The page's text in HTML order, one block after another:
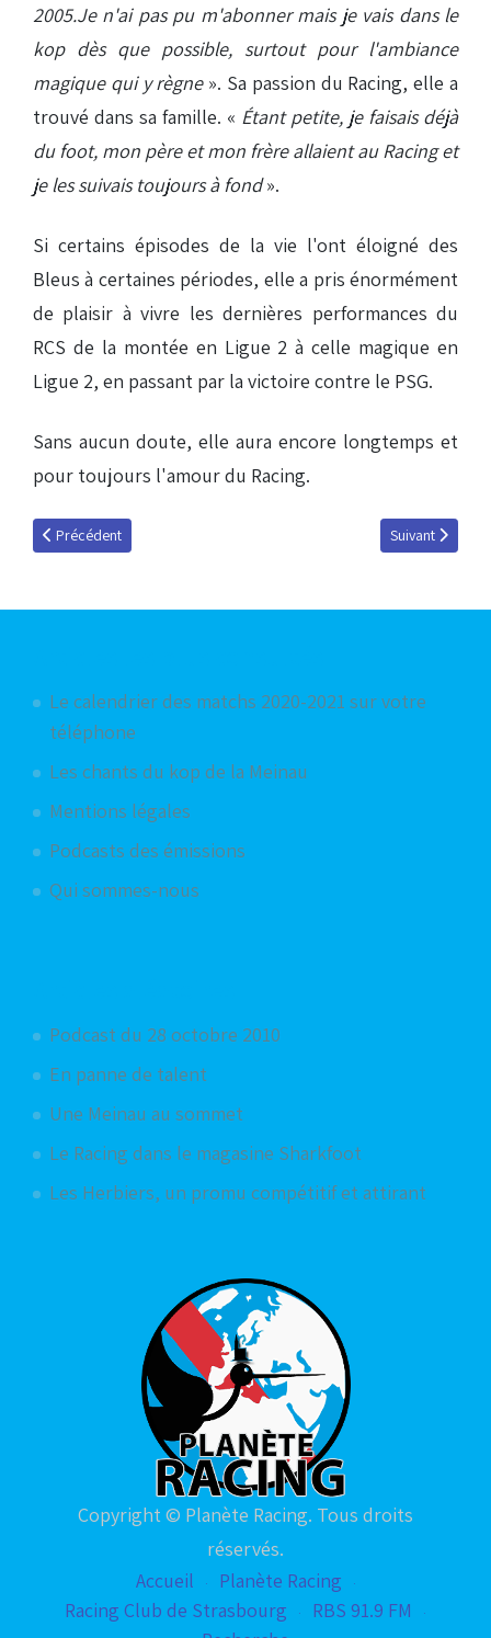
2005.Je n'ai pas pu m'abonner mais je vais dans le
kop dès que possible, surtout pour l'ambiance
magique qui y règne». Sa passion du Racing, elle a
trouvé dans sa famille. « Étant petite, je faisais déjà
du foot, mon père et mon frère allaient au Racing et
je les suivais toujours à fond».
Si certains épisodes de la vie l'ont éloigné des
Bleus à certaines périodes, elle a pris énormément
de plaisir à vivre les dernières performances du
RCS de la montée en Ligue 2 à celle magique en
Ligue 2, en passant par la victoire contre le PSG.
Sans aucun doute, elle aura encore longtemps et
pour toujours l'amour du Racing.
Article précédent : Joyeux 35e anniversaire au CCS Allez Racing !
Précédent Article suivant :
Suivant
Le calendrier des matchs 2020-2021 sur votre
téléphone
Les chants du kop de la Meinau
Mentions légales
Podcasts des émissions
Qui sommes-nous
Podcast du 28 octobre 2010
En panne de talent
Une Meinau au sommet
Le Racing dans le magasine Sharkfoot
Les Herbiers, un promu compétitif et attirant
Copyright © Planète Racing. Tous droits
réservés.
Accueil
Planète Racing
Racing Club de Strasbourg
RBS 91.9 FM